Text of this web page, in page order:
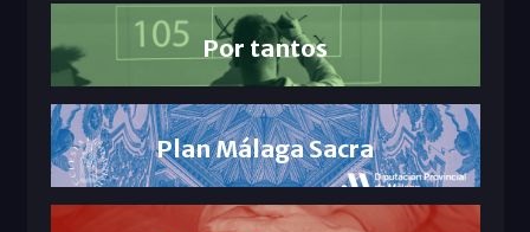
Por tantos
Plan Málaga Sacra